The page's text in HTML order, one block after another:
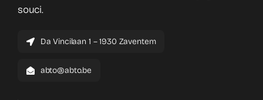
souci.
Da Vincilaan 1 – 1930 Zaventem
abto@abto.be